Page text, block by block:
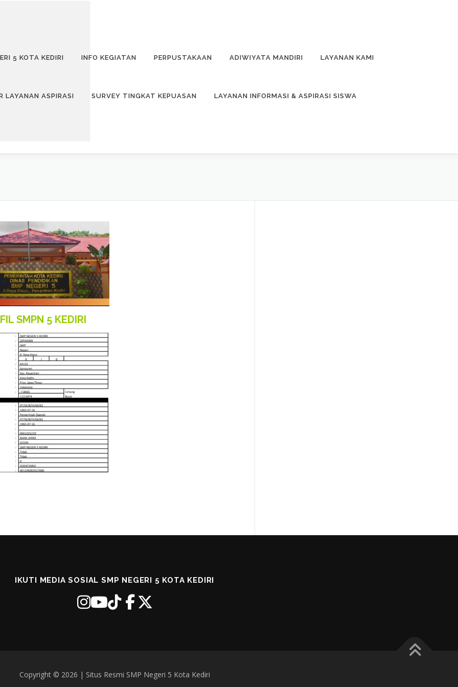
5 KOTA KEDIRI INFO KEGIATAN PERPUSTAKAAN ADIWIYATA MANDIRI LAYANAN KAMI
LAYANAN ASPIRASI SURVEY TINGKAT KEPUASAN LAYANAN INFORMASI & ASPIRASI SISWA
SMPN 5 KEDIRI
IKUTI MEDIA SOSIAL SMP NEGERI 5 KOTA KEDIRI
Copyright © 2026 | Situs Resmi SMP Negeri 5 Kota Kediri